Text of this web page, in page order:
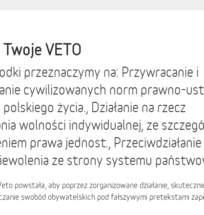
VETO
przeznaczymy na: Przywracanie i
cywilizowanych norm prawno-
życia., Działanie na rzecz
wolności indywidualnej, ze
prawa jednost.,
ze strony systemu
powstała, aby poprzez zorganizowane działanie,
swobód obywatelskich pod fałszywymi pretekstami